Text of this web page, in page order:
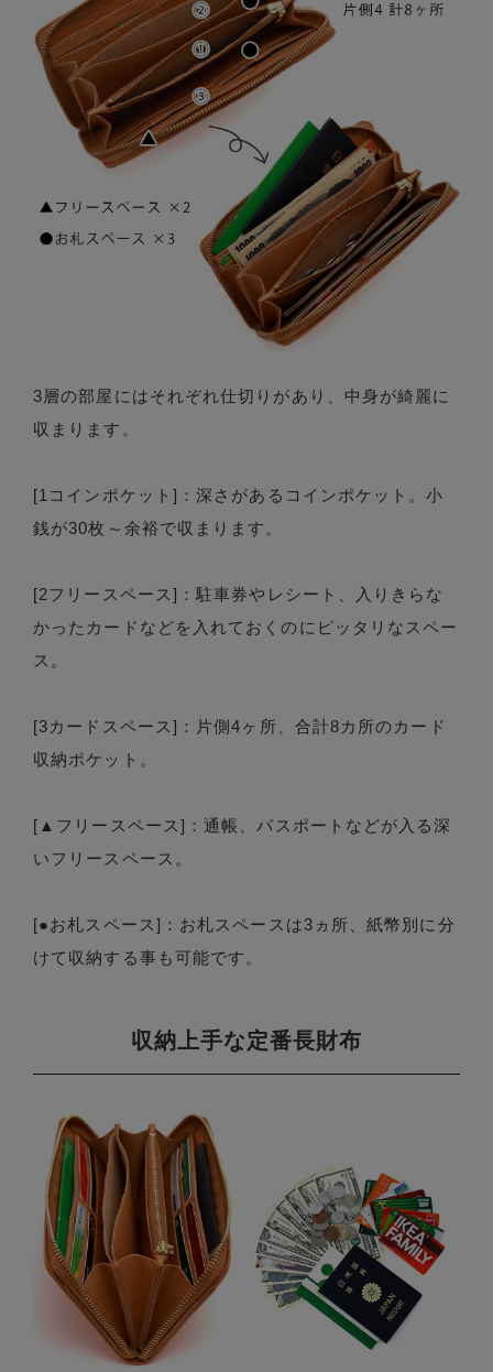
3層の部屋にはそれぞれ仕切りがあり、中身が綺麗に
収まります。
[1コインポケット]：深さがあるコインポケット。小
銭が30枚～余裕で収まります。
[2フリースペース]：駐車券やレシート、入りきらな
かったカードなどを入れておくのにピッタリなスペー
ス。
[3カードスペース]：片側4ヶ所、合計8カ所のカード
収納ポケット。
[▲フリースペース]：通帳、パスポートなどが入る深
いフリースペース。
[●お札スペース]：お札スペースは3ヵ所、紙幣別に分
けて収納する事も可能です。
収納上手な定番長財布